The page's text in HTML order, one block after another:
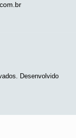
Desenvolvido